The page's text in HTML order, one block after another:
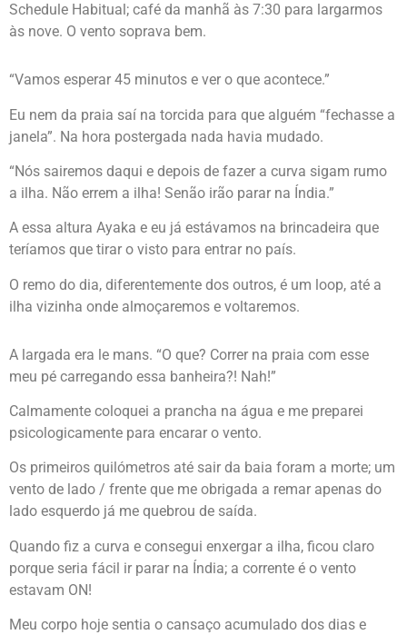
Schedule Habitual; café da manhã às 7:30 para largarmos
às nove. O vento soprava bem.
“Vamos esperar 45 minutos e ver o que acontece.”
Eu nem da praia saí na torcida para que alguém “fechasse a
janela”. Na hora postergada nada havia mudado.
“Nós sairemos daqui e depois de fazer a curva sigam rumo
a ilha. Não errem a ilha! Senão irão parar na Índia.”
A essa altura Ayaka e eu já estávamos na brincadeira que
teríamos que tirar o visto para entrar no país.
O remo do dia, diferentemente dos outros, é um loop, até a
ilha vizinha onde almoçaremos e voltaremos.
A largada era le mans. “O que? Correr na praia com esse
meu pé carregando essa banheira?! Nah!”
Calmamente coloquei a prancha na água e me preparei
psicologicamente para encarar o vento.
Os primeiros quilómetros até sair da baia foram a morte; um
vento de lado / frente que me obrigada a remar apenas do
lado esquerdo já me quebrou de saída.
Quando fiz a curva e consegui enxergar a ilha, ficou claro
porque seria fácil ir parar na Índia; a corrente é o vento
estavam ON!
Meu corpo hoje sentia o cansaço acumulado dos dias e